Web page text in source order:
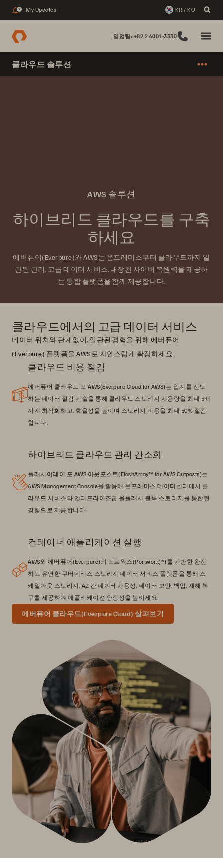
2 My Updates KR / KO
영업팀: +82 2 6001-3330
클라우드 솔루션
AWS 솔루션
하이브리드 클라우드를 구축
하세요
에버퓨어(Everpure)와 AWS는 온프레미스부터 클라우드까지 일
관된 관리, 고급 데이터 서비스, 내장된 사이버 복원력을 제공하
는 통합 플랫폼을 함께 제공합니다.
클라우드에서의 고급 데이터 서비스
데이터 위치와 관계없이, 일관된 경험을 위해 에버퓨어
(Everpure) 플랫폼을 AWS로 자연스럽게 확장하세요.
클라우드 비용 절감
에버퓨어 클라우드 포 AWS(Everpure Cloud for AWS)는 업계를 선도
하는 데이터 절감 기술을 통해 클라우드 스토리지 사용량을 최대 5배
까지 최적화하고, 효율성을 높이며 스토리지 비용을 최대 50% 절감
합니다.
하이브리드 클라우드 관리 간소화
플래시어레이 포 AWS 아웃포스트(FlashArray™ for AWS Outposts)는
AWS Management Console을 활용해 온프레미스 데이터센터에서 클
라우드 서비스와 엔터프라이즈급 올플래시 블록 스토리지를 통합된
경험으로 제공합니다.
컨테이너 애플리케이션 실행
AWS와 에버퓨어(Everpure)의 포트웍스(Portworx)®)를 기반한 완전
하고 유연한 쿠버네티스 스토리지·데이터 서비스 플랫폼을 통해 스
케일아웃 스토리지, AZ 간 데이터 가용성, 데이터 보안, 백업, 재해 복
구를 제공하여 애플리케이션 안정성을 높이세요.
에버퓨어 클라우드(Everpure Cloud) 살펴보기